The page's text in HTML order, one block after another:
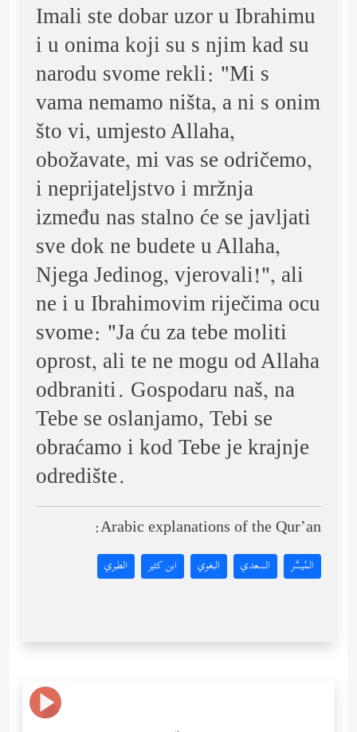
Imali ste dobar uzor u Ibrahimu
i u onima koji su s njim kad su
narodu svome rekli: "Mi s
vama nemamo ništa, a ni s onim
što vi, umjesto Allaha,
obožavate, mi vas se odričemo,
i neprijateljstvo i mržnja
između nas stalno će se javljati
sve dok ne budete u Allaha,
Njega Jedinog, vjerovali!", ali
ne i u Ibrahimovim riječima ocu
svome: "Ja ću za tebe moliti
oprost, ali te ne mogu od Allaha
odbraniti. Gospodaru naš, na
Tebe se oslanjamo, Tebi se
obraćamo i kod Tebe je krajnje
odredište.
Arabic explanations of the Qur’an:
المُيسَّر السعدي البغوي ابن كثير الطبري